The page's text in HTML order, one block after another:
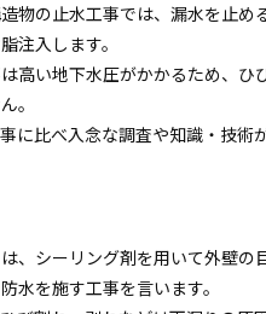
物の止水工事では、漏水を止め
注入します。
高い地下水圧がかかるため、
。
に比べ入念な調査や知識・技術
、シーリング剤を用いて外壁の
水を施す工事を言います。